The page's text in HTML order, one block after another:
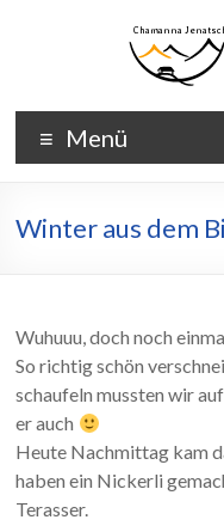
Chamanna
Jenatsch
Chamanna
Jenatsch
CAS
Menü
Winter aus dem
Wuhuuu, doch noch
So richtig schön
schaufeln mussten wir
er auch
Heute Nachmittag kam
haben ein Nickerli
Terasser.